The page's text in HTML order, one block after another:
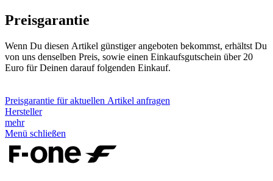
Preisgarantie
Wenn Du diesen Artikel günstiger angeboten bekommst, erhältst Du
von uns denselben Preis, sowie einen Einkaufsgutschein über 20
Euro für Deinen darauf folgenden Einkauf.
Preisgarantie für aktuellen Artikel anfragen
Hersteller
mehr
Menü schließen